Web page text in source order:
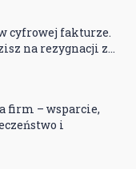
cyfrowej fakturze.
na rezygnacji z...
firm – wsparcie,
i